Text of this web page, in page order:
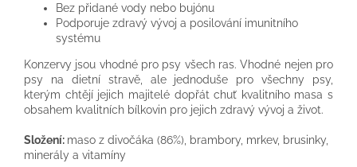
Bez přidané vody nebo bujónu
Podporuje zdravý vývoj a posilování imunitního
systému
Konzervy jsou vhodné pro psy všech ras. Vhodné nejen pro
psy na dietní stravě, ale jednoduše pro všechny psy,
kterým chtějí jejich majitelé dopřát chuť kvalitního masa s
obsahem kvalitních bílkovin pro jejich zdravý vývoj a život.
Složení: maso z divočáka (86%), brambory, mrkev, brusinky,
minerály a vitamíny